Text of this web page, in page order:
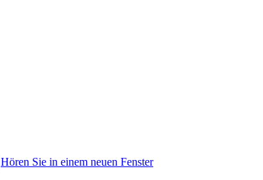
Hören Sie in einem neuen Fenster